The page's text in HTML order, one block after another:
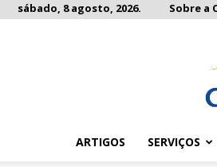
sábado, 8 agosto, 2026. Sobre a
ARTIGOS SERVIÇOS